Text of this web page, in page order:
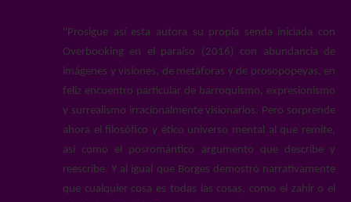
"Prosigue así esta autora su propia senda iniciada con
Overbooking en el paraíso (2016) con abundancia de
imágenes y visiones, de metáforas y de prosopopeyas, en
feliz encuentro particular de barroquismo, expresionismo
y surrealismo irracionalmente visionarios. Pero sorprende
ahora el filosófico y ético universo mental al que remite,
así como el posromántico argumento que describe y
reescribe. Y al igual que Borges demostró narrativamente
que cualquier cosa es todas las cosas, como el zahir o el